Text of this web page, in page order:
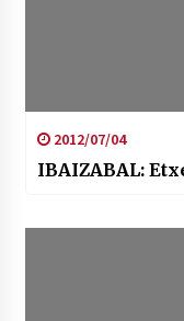
2012/07/04
IBAIZABAL: